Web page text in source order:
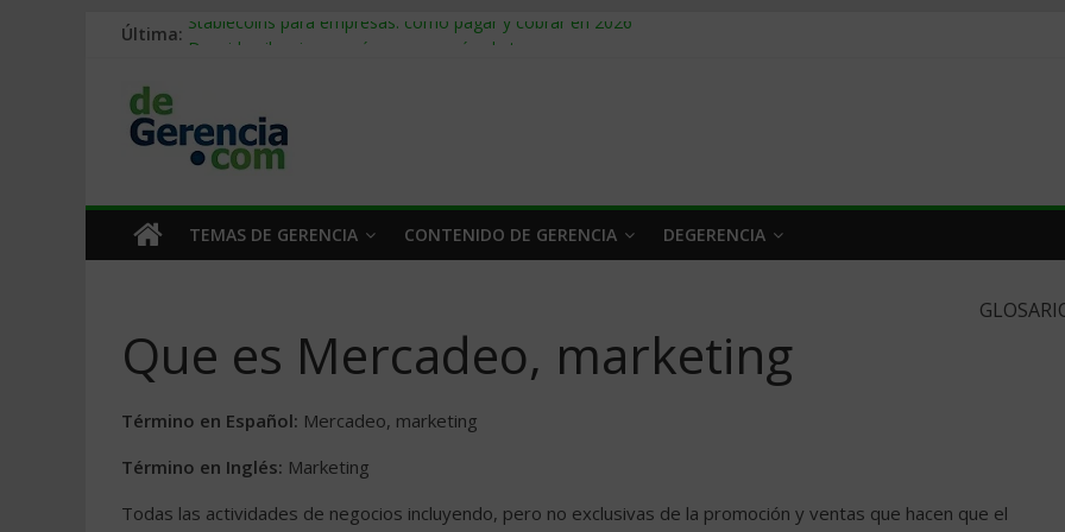
Última: Stablecoins para empresas: cómo pagar y cobrar en 2026
Trabajo forzoso en la cadena de suministro: qué hacer
Mercado hispano de EE. UU.: cómo segmentarlo y venderle
TEMAS DE GERENCIA CONTENIDO DE GERENCIA DEGERENCIA
Que es Mercadeo, marketing
Término en Español: Mercadeo, marketing
Término en Inglés: Marketing
Todas las actividades de negocios incluyendo, pero no exclusivas de la promoción y ventas que hacen que el